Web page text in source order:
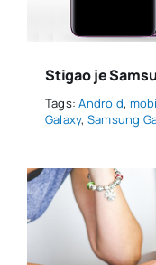
Stigao je
Tags:Android,
Galaxy, Samsung